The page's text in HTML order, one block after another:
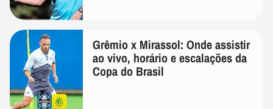
Grêmio x Mirassol: Onde assistir
ao vivo, horário e escalações da
Copa do Brasil